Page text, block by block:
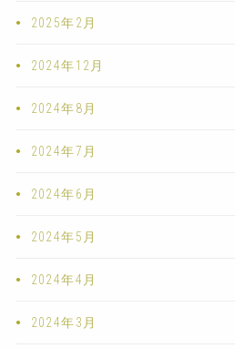
2025年2月
2024年12月
2024年8月
2024年7月
2024年6月
2024年5月
2024年4月
2024年3月